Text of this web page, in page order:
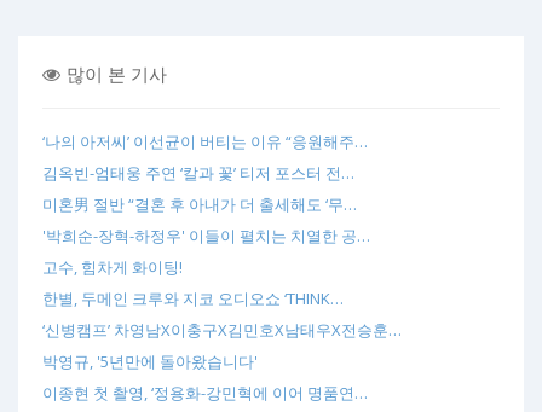
많이 본 기사
‘나의 아저씨’ 이선균이 버티는 이유 “응원해주…
김옥빈-엄태웅 주연 ‘칼과 꽃’ 티저 포스터 전…
미혼男 절반 “결혼 후 아내가 더 출세해도 ‘무…
'박희순-장혁-하정우' 이들이 펼치는 치열한 공…
고수, 힘차게 화이팅!
한별, 두메인 크루와 지코 오디오쇼 ‘THINK…
‘신병캠프’ 차영남X이충구X김민호X남태우X전승훈…
박영규, '5년만에 돌아왔습니다'
이종현 첫 촬영, ‘정용화-강민혁에 이어 명품연…